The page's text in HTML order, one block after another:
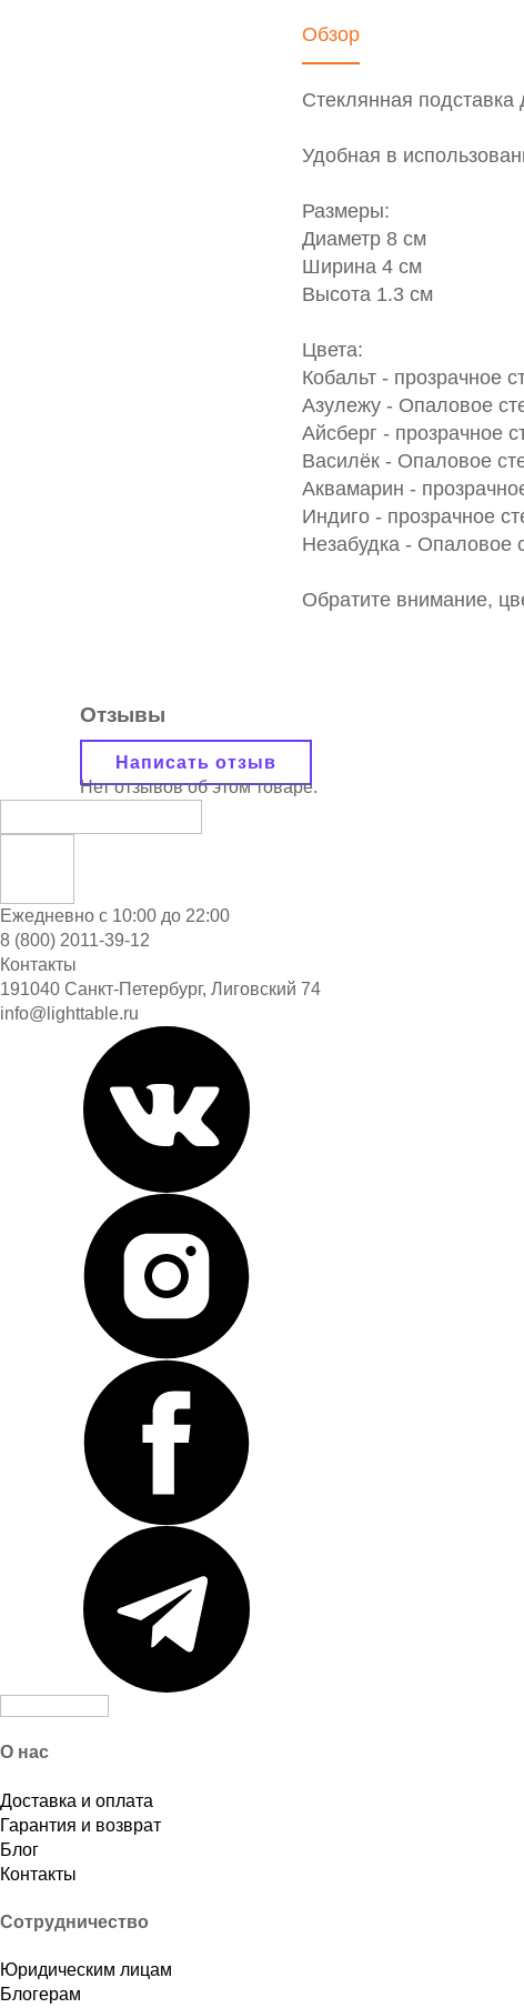
Обзор
Стеклянная подставка
Удобная в
Размеры:
Диаметр 8 см
Ширина 4 см
Высота 1.3 см
Цвета:
Кобальт - прозрачное
Азулежу - Опаловое
Айсберг - прозрачное
Василёк - Опаловое
Аквамарин -
Индиго - прозрачное
Незабудка - Опаловое
Обратите внимание,
Отзывы
Написать отзыв
Нет отзывов об этом товаре.
Ежедневно с 10:00 до 22:00
8 (800) 2011-39-12
Контакты
191040 Санкт-Петербург, Лиговский 74
info@lighttable.ru
О нас
Доставка и оплата
Гарантия и возврат
Блог
Контакты
Сотрудничество
Юридическим лицам
Блогерам